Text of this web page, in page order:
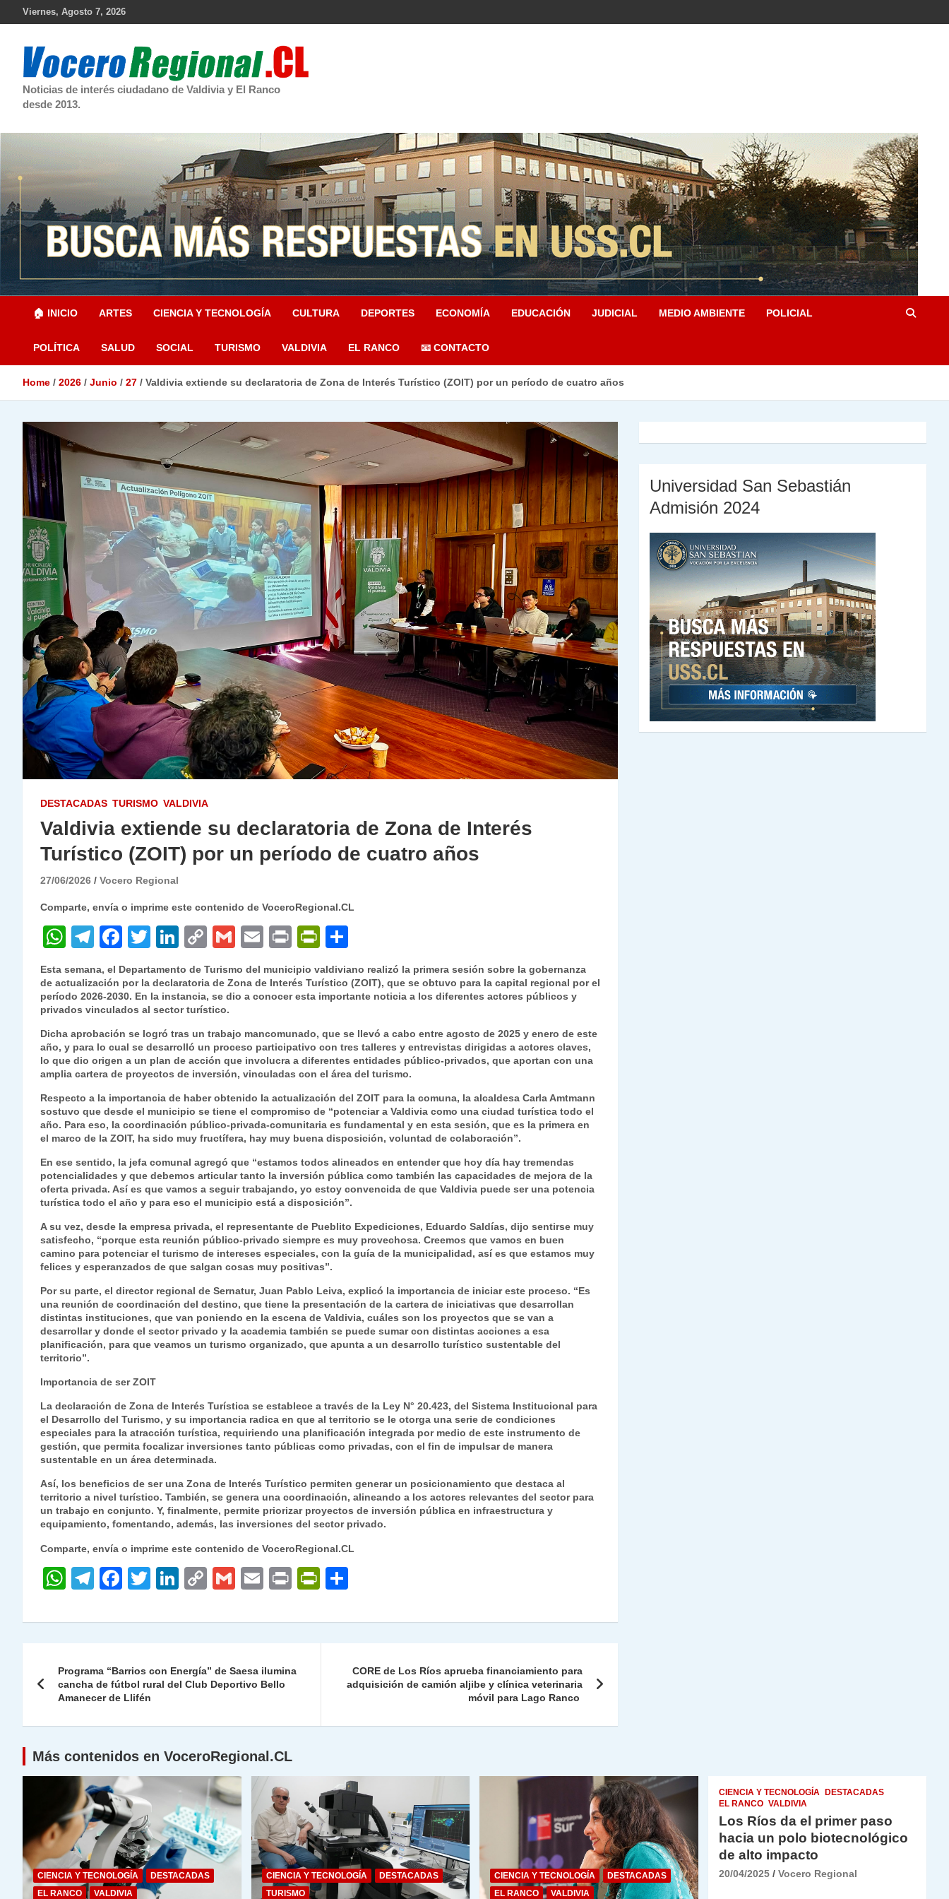
Viernes, Agosto 7, 2026
Noticias de interés ciudadano de Valdivia y El Ranco
desde 2013.
🏠 INICIO ARTES CIENCIA Y TECNOLOGÍA CULTURA DEPORTES ECONOMÍA EDUCACIÓN JUDICIAL MEDIO AMBIENTE POLICIAL
POLÍTICA SALUD SOCIAL TURISMO VALDIVIA EL RANCO 📧 CONTACTO
Home 2026 Junio 27 Valdivia extiende su declaratoria de Zona de Interés Turístico (ZOIT) por un período de cuatro años
DESTACADAS TURISMO VALDIVIA
Valdivia extiende su declaratoria de Zona de Interés
Turístico (ZOIT) por un período de cuatro años
27/06/2026 Vocero Regional
Comparte, envía o imprime este contenido de VoceroRegional.CL
W
at
s
A
p
p
T
e
gr
a
m
F
a
c
e
b
o
o
k
T
itt
er
Li
k
e
dI
n
C
o
p
y
Li
n
k
G
m
ai
l
E
ai
l
P
ri
nt
P
ri
nt
Fr
ie
n
dl
y
m
p
ar
tir
Esta semana, el Departamento de Turismo del municipio valdiviano realizó la primera sesión sobre la gobernanza
de actualización por la declaratoria de Zona de Interés Turístico (ZOIT), que se obtuvo para la capital regional por el
período 2026-2030. En la instancia, se dio a conocer esta importante noticia a los diferentes actores públicos y
privados vinculados al sector turístico.
Dicha aprobación se logró tras un trabajo mancomunado, que se llevó a cabo entre agosto de 2025 y enero de este
año, y para lo cual se desarrolló un proceso participativo con tres talleres y entrevistas dirigidas a actores claves,
lo que dio origen a un plan de acción que involucra a diferentes entidades público-privados, que aportan con una
amplia cartera de proyectos de inversión, vinculadas con el área del turismo.
Respecto a la importancia de haber obtenido la actualización del ZOIT para la comuna, la alcaldesa Carla Amtmann
sostuvo que desde el municipio se tiene el compromiso de “potenciar a Valdivia como una ciudad turística todo el
año. Para eso, la coordinación público-privada-comunitaria es fundamental y en esta sesión, que es la primera en
el marco de la ZOIT, ha sido muy fructífera, hay muy buena disposición, voluntad de colaboración”.
En ese sentido, la jefa comunal agregó que “estamos todos alineados en entender que hoy día hay tremendas
potencialidades y que debemos articular tanto la inversión pública como también las capacidades de mejora de la
oferta privada. Así es que vamos a seguir trabajando, yo estoy convencida de que Valdivia puede ser una potencia
turística todo el año y para eso el municipio está a disposición”.
A su vez, desde la empresa privada, el representante de Pueblito Expediciones, Eduardo Saldías, dijo sentirse muy
satisfecho, “porque esta reunión público-privado siempre es muy provechosa. Creemos que vamos en buen
camino para potenciar el turismo de intereses especiales, con la guía de la municipalidad, así es que estamos muy
felices y esperanzados de que salgan cosas muy positivas”.
Por su parte, el director regional de Sernatur, Juan Pablo Leiva, explicó la importancia de iniciar este proceso. “Es
una reunión de coordinación del destino, que tiene la presentación de la cartera de iniciativas que desarrollan
distintas instituciones, que van poniendo en la escena de Valdivia, cuáles son los proyectos que se van a
desarrollar y donde el sector privado y la academia también se puede sumar con distintas acciones a esa
planificación, para que veamos un turismo organizado, que apunta a un desarrollo turístico sustentable del
territorio”.
Importancia de ser ZOIT
La declaración de Zona de Interés Turística se establece a través de la Ley N° 20.423, del Sistema Institucional para
el Desarrollo del Turismo, y su importancia radica en que al territorio se le otorga una serie de condiciones
especiales para la atracción turística, requiriendo una planificación integrada por medio de este instrumento de
gestión, que permita focalizar inversiones tanto públicas como privadas, con el fin de impulsar de manera
sustentable en un área determinada.
Así, los beneficios de ser una Zona de Interés Turístico permiten generar un posicionamiento que destaca al
territorio a nivel turístico. También, se genera una coordinación, alineando a los actores relevantes del sector para
un trabajo en conjunto. Y, finalmente, permite priorizar proyectos de inversión pública en infraestructura y
equipamiento, fomentando, además, las inversiones del sector privado.
Comparte, envía o imprime este contenido de VoceroRegional.CL
W
at
A
p
T
e
a
m
F
c
b
o
T
itt
Li
k
dI
n
C
p
Li
n
G
ai
E
ai
P
nt
P
nt m
ar
tir
de
Programa “Barrios con Energía” de Saesa ilumina
cancha de fútbol rural del Club Deportivo Bello
Amanecer de Llifén
CORE de Los Ríos aprueba financiamiento para
adquisición de camión aljibe y clínica veterinaria
móvil para Lago Ranco
Universidad San Sebastián
Admisión 2024
Más contenidos en VoceroRegional.CL
CIENCIA Y TECNOLOGÍA
DESTACADAS
EL RANCO
VALDIVIA
CIENCIA Y TECNOLOGÍA
DESTACADAS
TURISMO
CIENCIA Y TECNOLOGÍA
DESTACADAS
EL RANCO
VALDIVIA
CIENCIA Y TECNOLOGÍA
DESTACADAS
EL RANCO VALDIVIA
Los Ríos da el primer paso
hacia un polo biotecnológico
de alto impacto
20/04/2025 Vocero Regional